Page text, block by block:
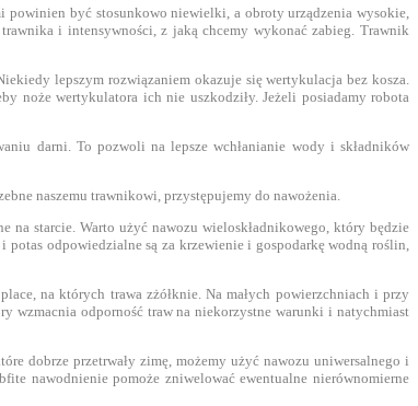
być stosunkowo niewielki, a obroty urządzenia wysokie,
i intensywności, z jaką chcemy wykonać zabieg. Trawnik
lepszym rozwiązaniem okazuje się wertykulacja bez kosza.
noże wertykulatora ich nie uszkodziły. Jeżeli posiadamy robota
darni. To pozwoli na lepsze wchłanianie wody i składników
naszemu trawnikowi, przystępujemy do nawożenia.
na starcie. Warto użyć nawozu wieloskładnikowego, który będzie
odpowiedzialne są za krzewienie i gospodarkę wodną roślin,
na których trawa zżółknie. Na małych powierzchniach i przy
wzmacnia odporność traw na niekorzystne warunki i natychmiast
dobrze przetrwały zimę, możemy użyć nawozu uniwersalnego i
nawodnienie pomoże zniwelować ewentualne nierównomierne